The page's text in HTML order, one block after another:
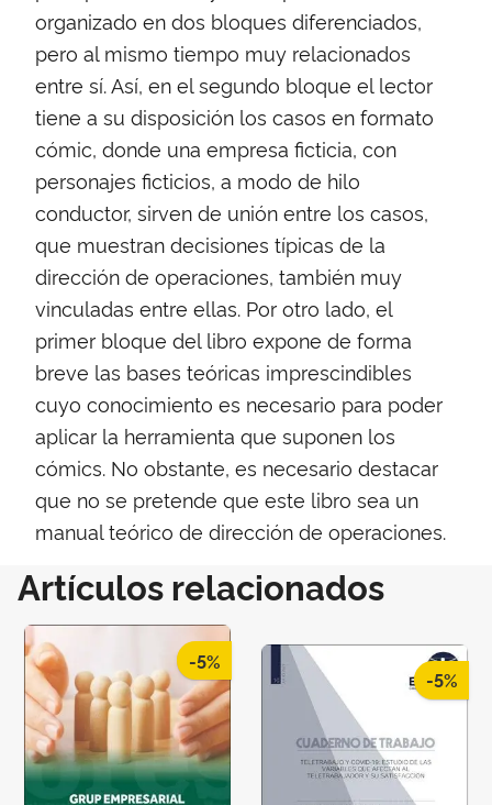
organizado en dos bloques diferenciados,
pero al mismo tiempo muy relacionados
entre sí. Así, en el segundo bloque el lector
tiene a su disposición los casos en formato
cómic, donde una empresa ficticia, con
personajes ficticios, a modo de hilo
conductor, sirven de unión entre los casos,
que muestran decisiones típicas de la
dirección de operaciones, también muy
vinculadas entre ellas. Por otro lado, el
primer bloque del libro expone de forma
breve las bases teóricas imprescindibles
cuyo conocimiento es necesario para poder
aplicar la herramienta que suponen los
cómics. No obstante, es necesario destacar
que no se pretende que este libro sea un
manual teórico de dirección de operaciones.
Artículos relacionados
-5%
-5%